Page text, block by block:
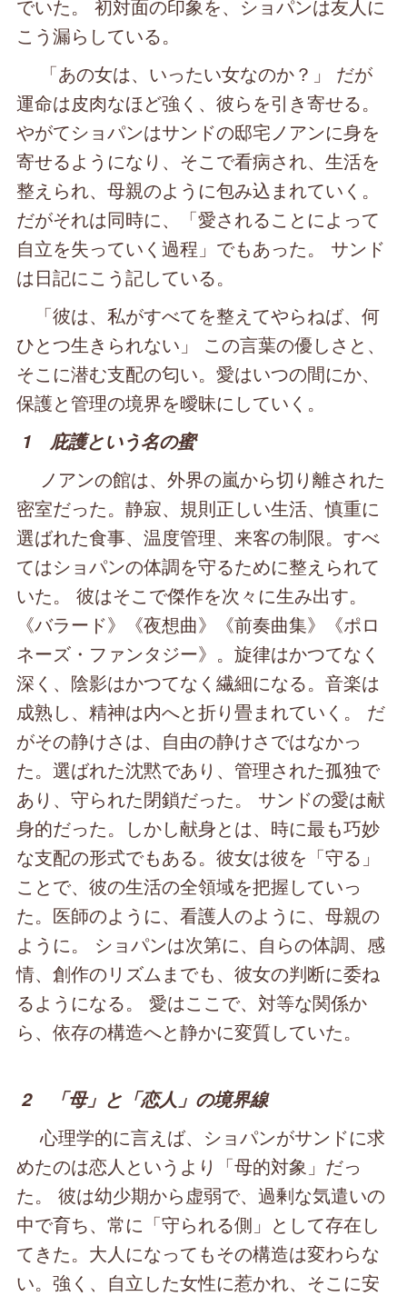
でいた。 初対面の印象を、ショパンは友人に
こう漏らしている。
「あの女は、いったい女なのか？」 だが
運命は皮肉なほど強く、彼らを引き寄せる。
やがてショパンはサンドの邸宅ノアンに身を
寄せるようになり、そこで看病され、生活を
整えられ、母親のように包み込まれていく。
だがそれは同時に、「愛されることによって
自立を失っていく過程」でもあった。 サンド
は日記にこう記している。
「彼は、私がすべてを整えてやらねば、何
ひとつ生きられない」 この言葉の優しさと、
そこに潜む支配の匂い。愛はいつの間にか、
保護と管理の境界を曖昧にしていく。
1 庇護という名の蜜
ノアンの館は、外界の嵐から切り離された
密室だった。静寂、規則正しい生活、慎重に
選ばれた食事、温度管理、来客の制限。すべ
てはショパンの体調を守るために整えられて
いた。 彼はそこで傑作を次々に生み出す。
《バラード》《夜想曲》《前奏曲集》《ポロ
ネーズ・ファンタジー》。旋律はかつてなく
深く、陰影はかつてなく繊細になる。音楽は
成熟し、精神は内へと折り畳まれていく。 だ
がその静けさは、自由の静けさではなかっ
た。選ばれた沈黙であり、管理された孤独で
あり、守られた閉鎖だった。 サンドの愛は献
身的だった。しかし献身とは、時に最も巧妙
な支配の形式でもある。彼女は彼を「守る」
ことで、彼の生活の全領域を把握していっ
た。医師のように、看護人のように、母親の
ように。 ショパンは次第に、自らの体調、感
情、創作のリズムまでも、彼女の判断に委ね
るようになる。 愛はここで、対等な関係か
ら、依存の構造へと静かに変質していた。
2 「母」と「恋人」の境界線
心理学的に言えば、ショパンがサンドに求
めたのは恋人というより「母的対象」だっ
た。 彼は幼少期から虚弱で、過剰な気遣いの
中で育ち、常に「守られる側」として存在し
てきた。大人になってもその構造は変わらな
い。強く、自立した女性に惹かれ、そこに安